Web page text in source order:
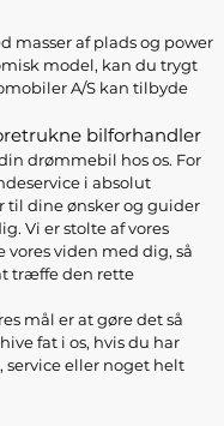
masser af plads og power
model, kan du trygt
A/S kan tilbyde
bilforhandler
drømmebil hos os. For
i absolut
til dine ønsker og guider
Vi er stolte af vores
viden med dig, så
træffe den rette
mål er at gøre det så
fat i os, hvis du har
eller noget helt